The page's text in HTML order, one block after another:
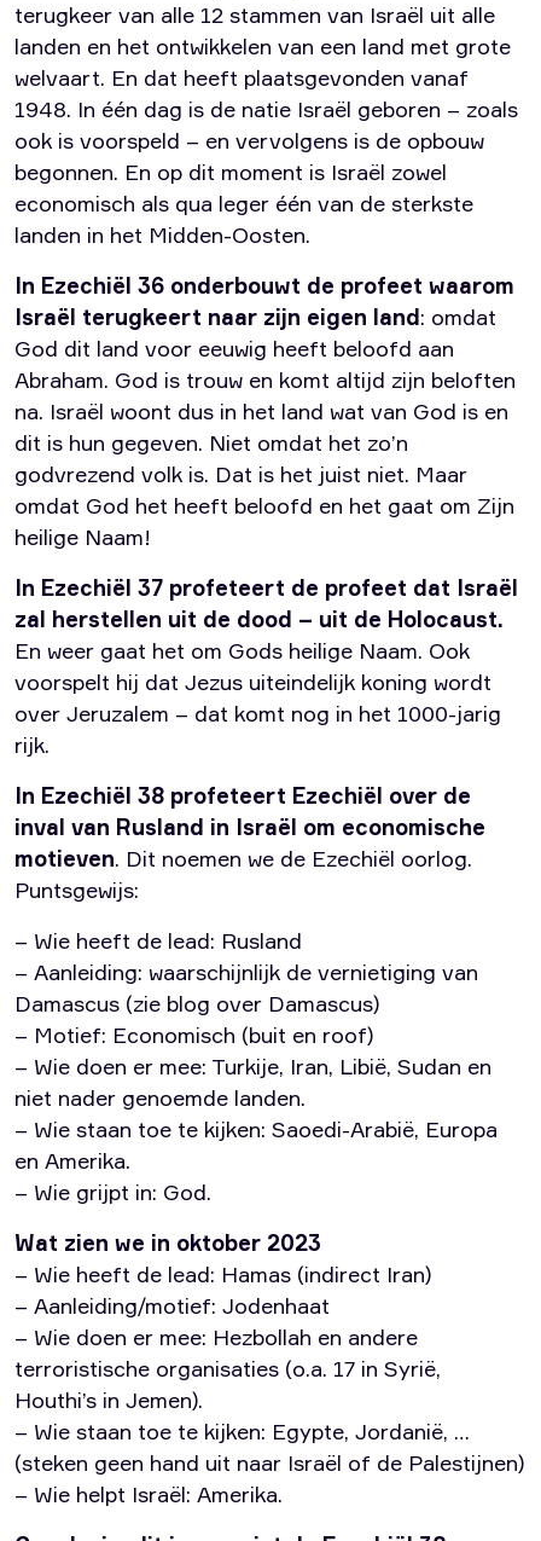
terugkeer van alle 12 stammen van Israël uit alle
landen en het ontwikkelen van een land met grote
welvaart. En dat heeft plaatsgevonden vanaf
1948. In één dag is de natie Israël geboren – zoals
ook is voorspeld – en vervolgens is de opbouw
begonnen. En op dit moment is Israël zowel
economisch als qua leger één van de sterkste
landen in het Midden-Oosten.
In Ezechiël 36 onderbouwt de profeet waarom
Israël terugkeert naar zijn eigen land: omdat
God dit land voor eeuwig heeft beloofd aan
Abraham. God is trouw en komt altijd zijn beloften
na. Israël woont dus in het land wat van God is en
dit is hun gegeven. Niet omdat het zo’n
godvrezend volk is. Dat is het juist niet. Maar
omdat God het heeft beloofd en het gaat om Zijn
heilige Naam!
In Ezechiël 37 profeteert de profeet dat Israël
zal herstellen uit de dood – uit de Holocaust.
En weer gaat het om Gods heilige Naam. Ook
voorspelt hij dat Jezus uiteindelijk koning wordt
over Jeruzalem – dat komt nog in het 1000-jarig
rijk.
In Ezechiël 38 profeteert Ezechiël over de
inval van Rusland in Israël om economische
motieven. Dit noemen we de Ezechiël oorlog.
Puntsgewijs:
– Wie heeft de lead: Rusland
– Aanleiding: waarschijnlijk de vernietiging van
Damascus (zie blog over Damascus)
– Motief: Economisch (buit en roof)
– Wie doen er mee: Turkije, Iran, Libië, Sudan en
niet nader genoemde landen.
– Wie staan toe te kijken: Saoedi-Arabië, Europa
en Amerika.
– Wie grijpt in: God.
Wat zien we in oktober 2023
– Wie heeft de lead: Hamas (indirect Iran)
– Aanleiding/motief: Jodenhaat
– Wie doen er mee: Hezbollah en andere
terroristische organisaties (o.a. 17 in Syrië,
Houthi’s in Jemen).
– Wie staan toe te kijken: Egypte, Jordanië, …
(steken geen hand uit naar Israël of de Palestijnen)
– Wie helpt Israël: Amerika.